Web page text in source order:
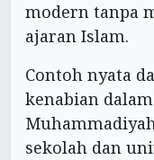
modern tanpa
ajaran Islam.
Contoh nyata
kenabian
sekolah dan